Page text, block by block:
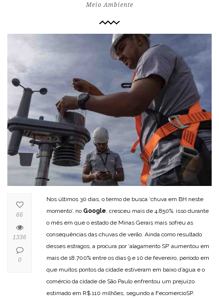
Meio Ambiente
Nos últimos 30 dias, o termo de busca ‘chuva em BH neste
momento’, no Google, cresceu mais de 4.850%, isso durante
o mês em que o estado de Minas Gerais mais sofreu as
consequências das chuvas de verão. Ainda como resultado
desses estragos, a procura por ‘alagamento SP’ aumentou em
mais de 18.700% entre os dias 9 e 10 de fevereiro, período em
que muitos pontos da cidade estiveram em baixo d’água e o
comércio da cidade de São Paulo enfrentou um prejuízo
estimado em R$ 110 milhões, segundo a FecomercioSP.
66
1336
0